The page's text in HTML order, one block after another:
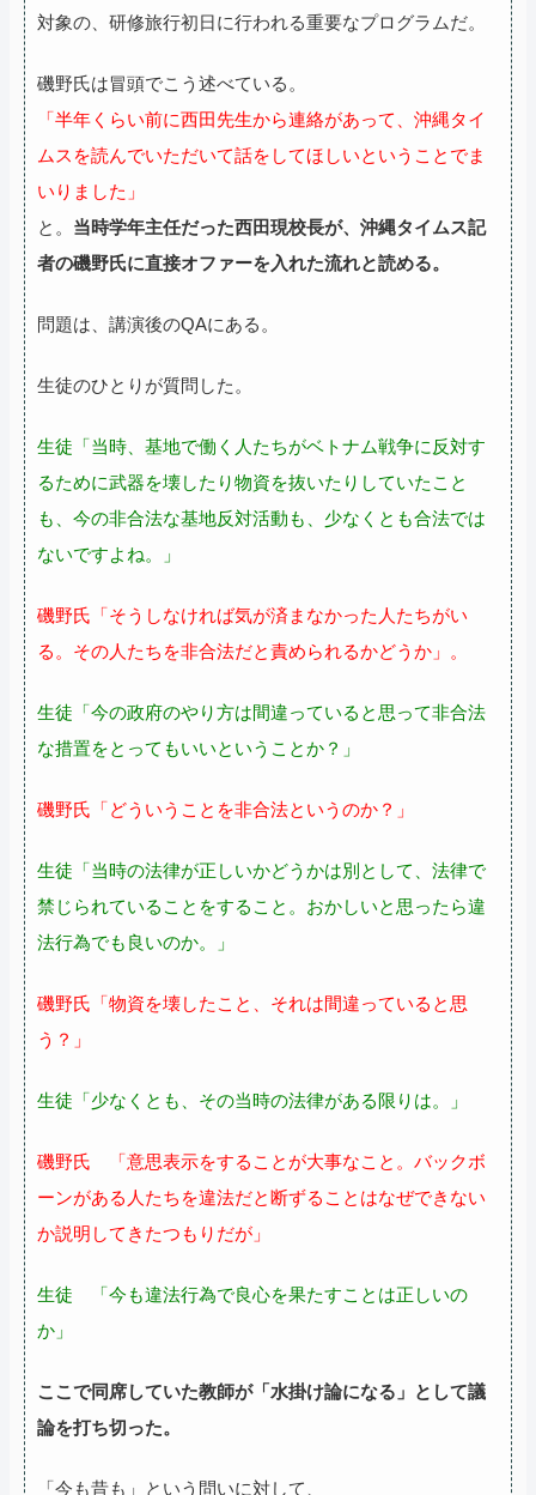
対象の、研修旅行初日に行われる重要なプログラムだ。
磯野氏は冒頭でこう述べている。
「半年くらい前に西田先生から連絡があって、沖縄タイ
ムスを読んでいただいて話をしてほしいということでま
いりました」
と。 当時学年主任だった西田現校長が、沖縄タイムス記
者の磯野氏に直接オファーを入れた流れと読める。
問題は、講演後のQAにある。
生徒のひとりが質問した。
生徒「当時、基地で働く人たちがベトナム戦争に反対す
るために武器を壊したり物資を抜いたりしていたこと
も、今の非合法な基地反対活動も、少なくとも合法では
ないですよね。」
磯野氏「そうしなければ気が済まなかった人たちがい
る。その人たちを非合法だと責められるかどうか」。
生徒「今の政府のやり方は間違っていると思って非合法
な措置をとってもいいということか？」
磯野氏「どういうことを非合法というのか？」
生徒「当時の法律が正しいかどうかは別として、法律で
禁じられていることをすること。おかしいと思ったら違
法行為でも良いのか。」
磯野氏「物資を壊したこと、それは間違っていると思
う？」
生徒「少なくとも、その当時の法律がある限りは。」
磯野氏 「意思表示をすることが大事なこと。バックボ
ーンがある人たちを違法だと断ずることはなぜできない
か説明してきたつもりだが」
生徒 「今も違法行為で良心を果たすことは正しいの
か」
ここで同席していた教師が「水掛け論になる」として議
論を打ち切った。
「今も昔も」という問いに対して、